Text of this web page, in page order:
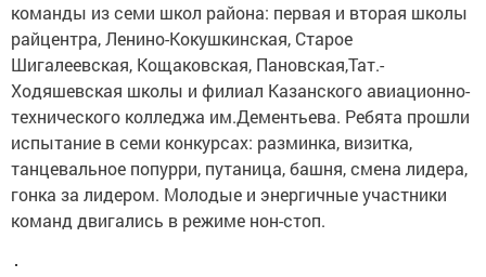
команды из семи школ района: первая и вторая школы
райцентра, Ленино-Кокушкинская, Старое
Шигалеевская, Кощаковская, Пановская,Тат.-
Ходяшевская школы и филиал Казанского авиационно-
технического колледжа им.Дементьева. Ребята прошли
испытание в семи конкурсах: разминка, визитка,
танцевальное попурри, путаница, башня, смена лидера,
гонка за лидером. Молодые и энергичные участники
команд двигались в режиме нон-стоп.